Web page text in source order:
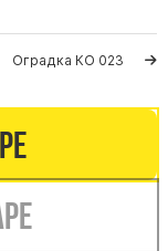
Оградка КО 023